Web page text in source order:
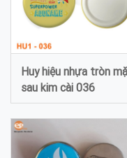
Huy hiệu nhựa tròn
sau kim cài 036